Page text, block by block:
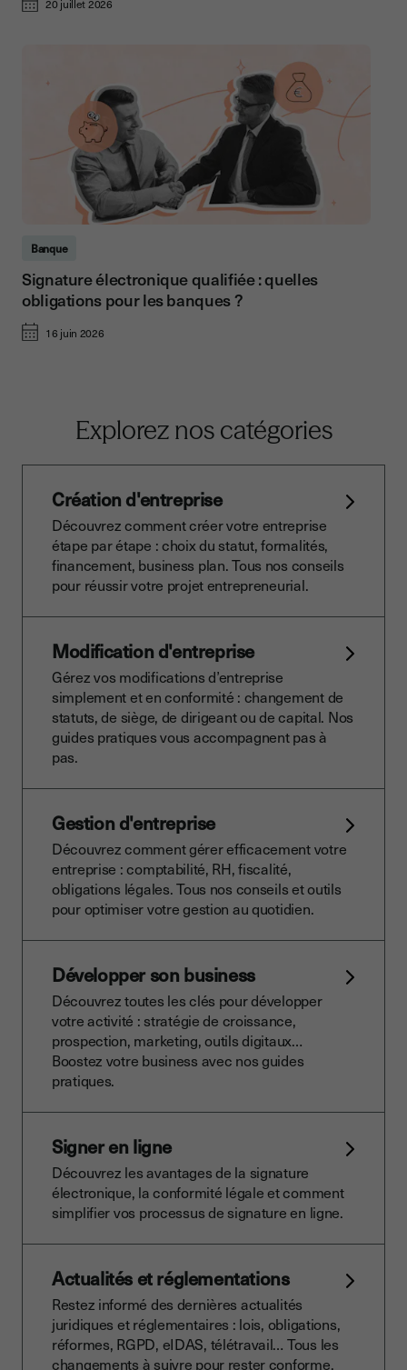
20 juillet 2026
Banque
Signature électronique qualifiée : quelles
obligations pour les banques ?
16 juin 2026
Explorez nos catégories
Création d'entreprise
Découvrez comment créer votre entreprise
étape par étape : choix du statut, formalités,
financement, business plan. Tous nos conseils
pour réussir votre projet entrepreneurial.
Modification d'entreprise
Gérez vos modifications d’entreprise
simplement et en conformité : changement de
statuts, de siège, de dirigeant ou de capital. Nos
guides pratiques vous accompagnent pas à
pas.
Gestion d'entreprise
Découvrez comment gérer efficacement votre
entreprise : comptabilité, RH, fiscalité,
obligations légales. Tous nos conseils et outils
pour optimiser votre gestion au quotidien.
Développer son business
Découvrez toutes les clés pour développer
votre activité : stratégie de croissance,
prospection, marketing, outils digitaux…
Boostez votre business avec nos guides
pratiques.
Signer en ligne
Découvrez les avantages de la signature
électronique, la conformité légale et comment
simplifier vos processus de signature en ligne.
Actualités et réglementations
Restez informé des dernières actualités
juridiques et réglementaires : lois, obligations,
réformes, RGPD, eIDAS, télétravail… Tous les
changements à suivre pour rester conforme.